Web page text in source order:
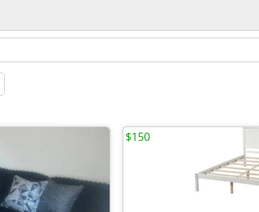
$150